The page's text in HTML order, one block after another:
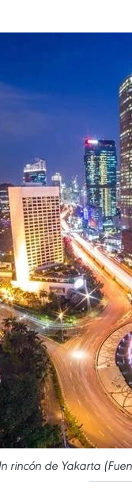
rincón de Yakarta